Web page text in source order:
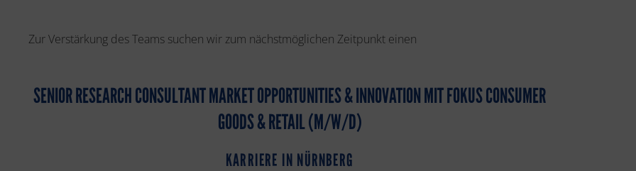
Zur Verstärkung des Teams suchen wir zum nächstmöglichen Zeitpunkt einen
SENIOR RESEARCH CONSULTANT MARKET OPPORTUNITIES & INNOVATION MIT FOKUS CONSUMER
GOODS & RETAIL (M/W/D)
KARRIERE IN NÜRNBERG